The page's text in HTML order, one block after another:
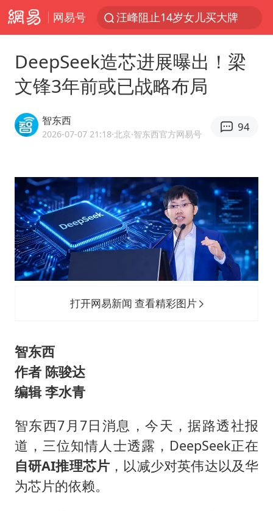
网易号
汪峰阻止14岁女儿买大牌
立秋的仪式感
改名后的“青海拉面”店
公司“上四休三”但要降薪1000元
泰高官回应中国人在泰遭歧视：全面调查
四川宜宾市高县发生4.9级地震
女子开一天一夜空调后二氧化碳中毒
男子杀人后逃进深山21年活得像野人
DeepSeek造芯进展曝出！梁
文锋3年前或已战略布局
智东西
2026-07-07 21:18·北京·智东西官方网易号
94
打开网易新闻 查看精彩图片
智东西
作者 陈骏达
编辑 李水青
智东西7月7日消息，今天，据路透社报
道，三位知情人士透露，DeepSeek正在
自研AI推理芯片 ，以减少对英伟达以及华
为芯片的依赖。